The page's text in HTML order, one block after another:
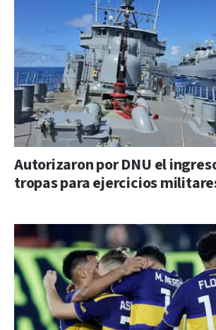
Autorizaron por DNU el
tropas para ejercicios